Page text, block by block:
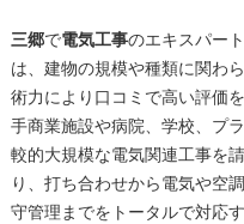
三郷で電気工事のエキスパー
は、建物の規模や種類に関わ
術力により口コミで高い評価
手商業施設や病院、学校、プ
較的大規模な電気関連工事を
り、打ち合わせから電気や空
守管理までをトータルで対応